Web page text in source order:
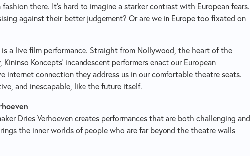
there. It’s hard to imagine a starker contrast with European fears.
against their better judgement? Or are we in Europe too fixated on
is a live film performance. Straight from Nollywood, the heart of the
Koncepts' incandescent performers enact our European
internet connection they address us in our comfortable theatre seats.
and inescapable, like the future itself.
Dries Verhoeven creates performances that are both challenging and
the inner worlds of people who are far beyond the theatre walls